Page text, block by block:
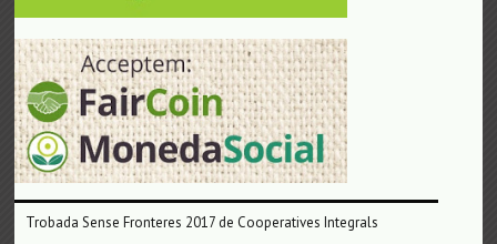
Trobada Sense Fronteres 2017 de Cooperatives Integrals